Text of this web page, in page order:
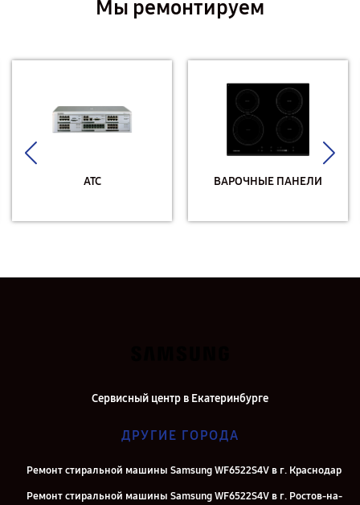
Мы ремонтируем
АТС ВАРОЧНЫЕ ПАНЕЛИ
Сервисный центр в Екатеринбурге
ДРУГИЕ ГОРОДА
Ремонт стиральной машины Samsung WF6522S4V в г. Краснодар
Ремонт стиральной машины Samsung WF6522S4V в г. Ростов-на-